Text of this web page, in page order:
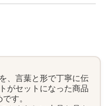
、言葉と形で丁寧に伝
がセットになった商品
す。